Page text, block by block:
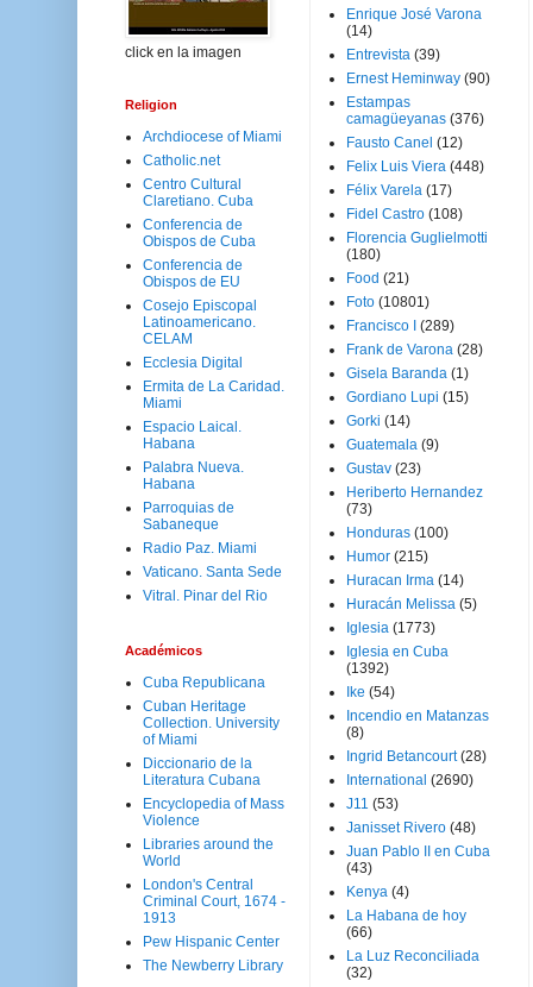
click en la imagen
Religion
Archdiocese of Miami
Catholic.net
Centro Cultural
Claretiano. Cuba
Conferencia de
Obispos de Cuba
Conferencia de
Obispos de EU
Cosejo Episcopal
Latinoamericano.
CELAM
Ecclesia Digital
Ermita de La Caridad.
Miami
Espacio Laical.
Habana
Palabra Nueva.
Habana
Parroquias de
Sabaneque
Radio Paz. Miami
Vaticano. Santa Sede
Vitral. Pinar del Rio
Académicos
Cuba Republicana
Cuban Heritage
Collection. University
of Miami
Diccionario de la
Literatura Cubana
Encyclopedia of Mass
Violence
Libraries around the
World
London's Central
Criminal Court, 1674 -
1913
Pew Hispanic Center
The Newberry Library
Enrique José Varona
(14)
Entrevista (39)
Ernest Heminway (90)
Estampas
camagüeyanas (376)
Fausto Canel (12)
Felix Luis Viera (448)
Félix Varela (17)
Fidel Castro (108)
Florencia Guglielmotti
(180)
Food (21)
Foto (10801)
Francisco I
(289)
Frank de Varona (28)
Gisela Baranda (1)
Gordiano Lupi (15)
Gorki (14)
Guatemala (9)
Gustav (23)
Heriberto Hernandez
(73)
Honduras (100)
Humor (215)
Huracan Irma (14)
Huracán Melissa (5)
Iglesia (1773)
Iglesia en Cuba
(1392)
Ike (54)
Incendio en Matanzas
(8)
Ingrid Betancourt (28)
International (2690)
J11 (53)
Janisset Rivero (48)
Juan Pablo II en Cuba
(43)
Kenya (4)
La Habana de hoy
(66)
La Luz Reconciliada
(32)